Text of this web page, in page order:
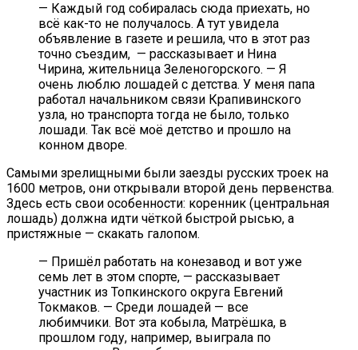
— Каждый год собиралась сюда приехать, но
всё как-то не получалось. А тут увидела
объявление в газете и решила, что в этот раз
точно съездим, — рассказывает и Нина
Чирина, жительница Зеленогорского. — Я
очень люблю лошадей с детства. У меня папа
работал начальником связи Крапивинского
узла, но транспорта тогда не было, только
лошади. Так всё моё детство и прошло на
конном дворе.
Самыми зрелищными были заезды русских троек на
1600 метров, они открывали второй день первенства.
Здесь есть свои особенности: коренник (центральная
лошадь) должна идти чёткой быстрой рысью, а
пристяжные — скакать галопом.
— Пришёл работать на конезавод и вот уже
семь лет в этом спорте, — рассказывает
участник из Топкинского округа Евгений
Токмаков. — Среди лошадей — все
любимчики. Вот эта кобыла, Матрёшка, в
прошлом году, например, выиграла по